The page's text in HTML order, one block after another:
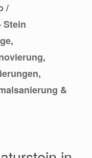
/
Stein
&